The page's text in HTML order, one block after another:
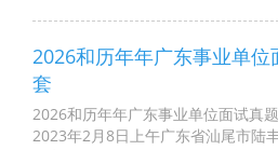
2026和历年年广东事业单
套
2026和历年年广东事业单位面试真
2023年2月8日上午广东省汕尾市陆